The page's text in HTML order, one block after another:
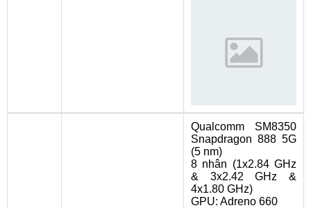
Qualcomm SM8350
Snapdragon 888 5G
(5 nm)
8 nhân (1x2.84 GHz
& 3x2.42 GHz &
4x1.80 GHz)
GPU: Adreno 660